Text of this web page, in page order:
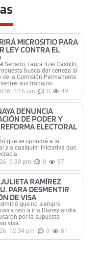
MICROSITIO PARA
LEY CONTRA EL
Senado, Laura Itzel Castillo,
busca dar certeza al
la Comisión Permanente
sus trabajos.
1:15 pm 0 49
DENUNCIA
DE PODER Y
ELECTORAL
que se opondrá a la
y a cualquier iniciativa que
9:30 pm 0 97
RAMÍREZ
PARA DESMENTIR
DE VISA
que no siempre
y retó a ir a Disneylandia
por la supuesta
visa.
12:34 pm 0 81